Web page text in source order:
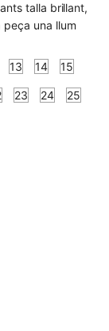
talla brillant,
una llum
13 14 15
23 24 25